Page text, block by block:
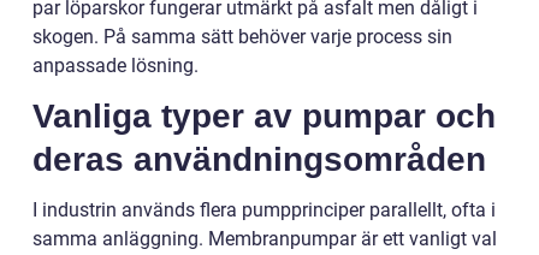
par löparskor fungerar utmärkt på asfalt men dåligt i
skogen. På samma sätt behöver varje process sin
anpassade lösning.
Vanliga typer av pumpar och
deras användningsområden
I industrin används flera pumpprinciper parallellt, ofta i
samma anläggning. Membranpumpar är ett vanligt val